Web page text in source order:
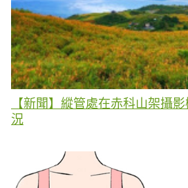
【新聞】縱管處在赤科山架攝
況